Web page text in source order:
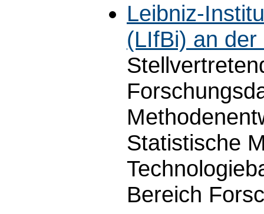
Leibniz-
(LIfBi) an
Statistische
Bereich